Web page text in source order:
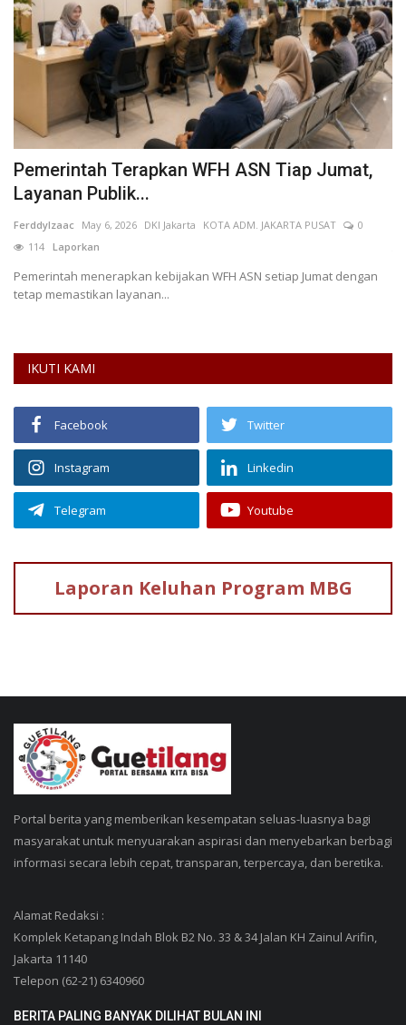
Pemerintah Terapkan WFH ASN Tiap Jumat,
Layanan Publik...
FerddyIzaac May 6, 2026 DKI Jakarta KOTA ADM. JAKARTA PUSAT
0
114 Laporkan
Pemerintah menerapkan kebijakan WFH ASN setiap Jumat dengan
tetap memastikan layanan...
IKUTI KAMI
Facebook Twitter
Instagram Linkedin
Telegram Youtube
Laporan Keluhan Program MBG
Portal berita yang memberikan kesempatan seluas-luasnya bagi
masyarakat untuk menyuarakan aspirasi dan menyebarkan berbagi
informasi secara lebih cepat, transparan, terpercaya, dan beretika.
Alamat Redaksi :
Komplek Ketapang Indah Blok B2 No. 33 & 34 Jalan KH Zainul Arifin,
Jakarta 11140
Telepon (62-21) 6340960
BERITA PALING BANYAK DILIHAT BULAN INI